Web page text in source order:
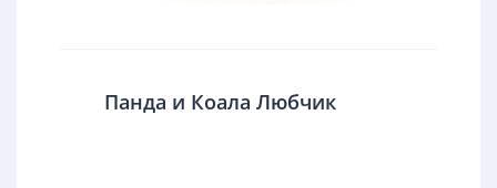
Панда и Коала Любчик